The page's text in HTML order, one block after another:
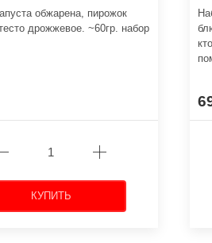
обжарена, пирожок
дрожжевое. ~60гр. набор
КУПИТЬ